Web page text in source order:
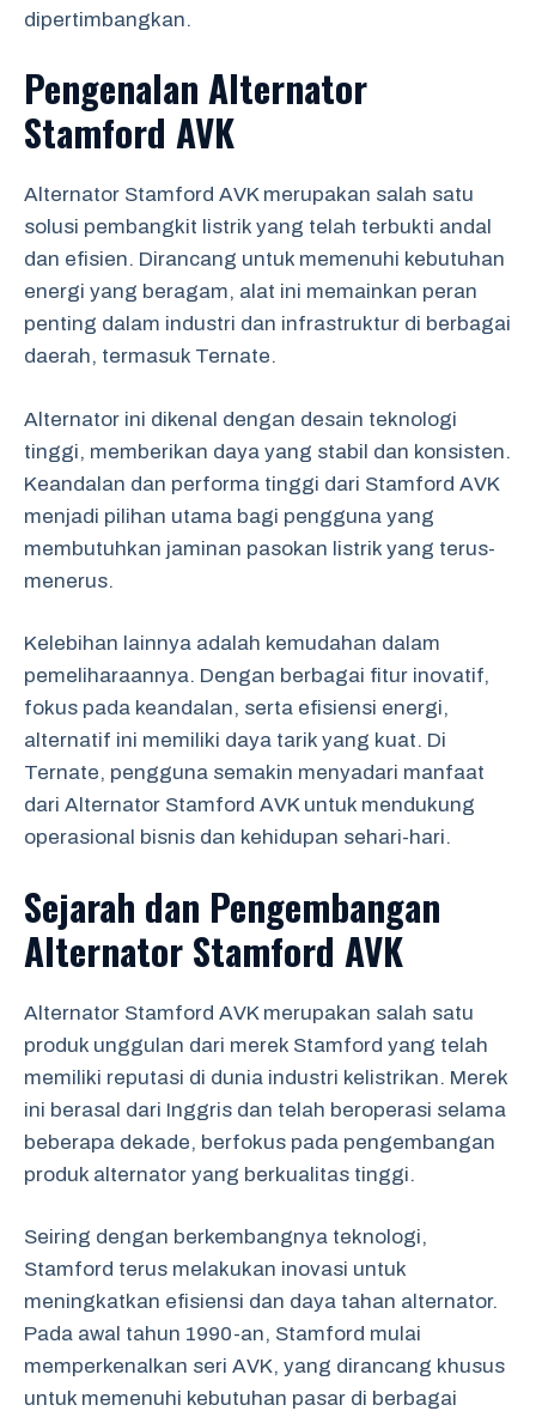
dipertimbangkan.
Pengenalan Alternator
Stamford AVK
Alternator Stamford AVK merupakan salah satu
solusi pembangkit listrik yang telah terbukti andal
dan efisien. Dirancang untuk memenuhi kebutuhan
energi yang beragam, alat ini memainkan peran
penting dalam industri dan infrastruktur di berbagai
daerah, termasuk Ternate.
Alternator ini dikenal dengan desain teknologi
tinggi, memberikan daya yang stabil dan konsisten.
Keandalan dan performa tinggi dari Stamford AVK
menjadi pilihan utama bagi pengguna yang
membutuhkan jaminan pasokan listrik yang terus-
menerus.
Kelebihan lainnya adalah kemudahan dalam
pemeliharaannya. Dengan berbagai fitur inovatif,
fokus pada keandalan, serta efisiensi energi,
alternatif ini memiliki daya tarik yang kuat. Di
Ternate, pengguna semakin menyadari manfaat
dari Alternator Stamford AVK untuk mendukung
operasional bisnis dan kehidupan sehari-hari.
Sejarah dan Pengembangan
Alternator Stamford AVK
Alternator Stamford AVK merupakan salah satu
produk unggulan dari merek Stamford yang telah
memiliki reputasi di dunia industri kelistrikan. Merek
ini berasal dari Inggris dan telah beroperasi selama
beberapa dekade, berfokus pada pengembangan
produk alternator yang berkualitas tinggi.
Seiring dengan berkembangnya teknologi,
Stamford terus melakukan inovasi untuk
meningkatkan efisiensi dan daya tahan alternator.
Pada awal tahun 1990-an, Stamford mulai
memperkenalkan seri AVK, yang dirancang khusus
untuk memenuhi kebutuhan pasar di berbagai